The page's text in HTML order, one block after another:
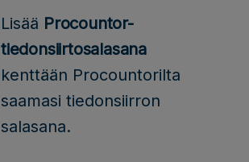
Lisää Procountor-
tiedonsiirtosalasana
kenttään Procountorilta
saamasi tiedonsiirron
salasana.